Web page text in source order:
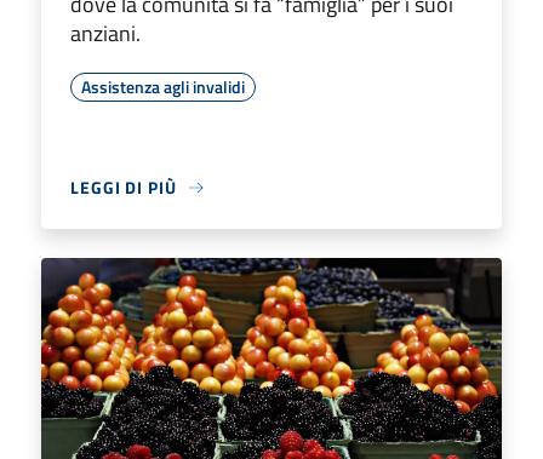
anziani.
Assistenza agli invalidi
LEGGI DI PIÙ